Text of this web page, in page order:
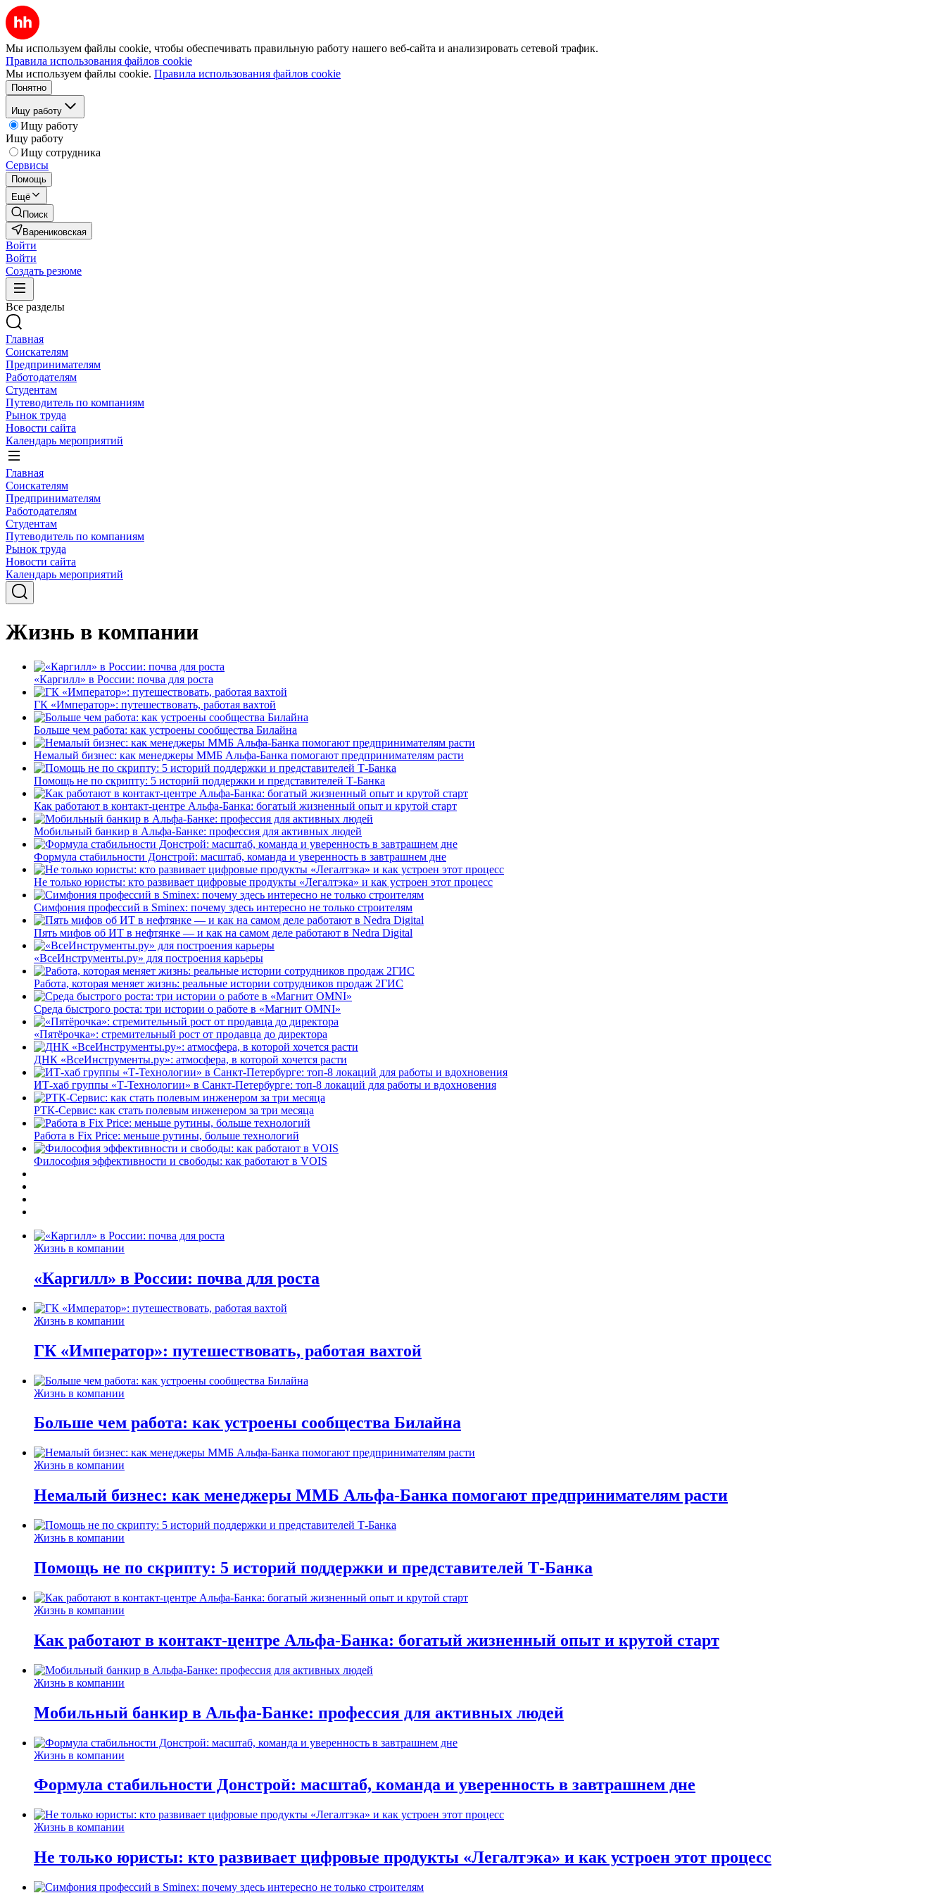
Мы используем файлы cookie, чтобы обеспечивать правильную работу нашего веб-сайта и анализировать сетевой трафик.
Правила использования файлов cookie
Мы используем файлы cookie. Правила использования файлов cookie
Понятно
Ищу работу
Ищу работу
Ищу работу
Ищу сотрудника
Сервисы
Помощь
Ещё
Поиск
Варениковская
Войти
Войти
Создать резюме
Все разделы
Главная
Соискателям
Предпринимателям
Работодателям
Студентам
Путеводитель по компаниям
Рынок труда
Новости сайта
Календарь мероприятий
Главная
Соискателям
Предпринимателям
Работодателям
Студентам
Путеводитель по компаниям
Рынок труда
Новости сайта
Календарь мероприятий
Жизнь в компании
«Каргилл» в России: почва для роста
ГК «Император»: путешествовать, работая вахтой
Больше чем работа: как устроены сообщества Билайна
Немалый бизнес: как менеджеры ММБ Альфа-Банка помогают предпринимателям расти
Помощь не по скрипту: 5 историй поддержки и представителей Т-Банка
Как работают в контакт-центре Альфа-Банка: богатый жизненный опыт и крутой старт
Мобильный банкир в Альфа-Банке: профессия для активных людей
Формула стабильности Донстрой: масштаб, команда и уверенность в завтрашнем дне
Не только юристы: кто развивает цифровые продукты «Легалтэка» и как устроен этот процесс
Симфония профессий в Sminex: почему здесь интересно не только строителям
Пять мифов об ИТ в нефтянке — и как на самом деле работают в Nedra Digital
«ВсеИнструменты.ру» для построения карьеры
Работа, которая меняет жизнь: реальные истории сотрудников продаж 2ГИС
Среда быстрого роста: три истории о работе в «Магнит OMNI»
«Пятёрочка»: стремительный рост от продавца до директора
ДНК «ВсеИнструменты.ру»: атмосфера, в которой хочется расти
ИТ-хаб группы «Т-Технологии» в Санкт-Петербурге: топ-8 локаций для работы и вдохновения
РТК-Сервис: как стать полевым инженером за три месяца
Работа в Fix Price: меньше рутины, больше технологий
Философия эффективности и свободы: как работают в VOIS
Жизнь в компании
«Каргилл» в России: почва для роста
Жизнь в компании
ГК «Император»: путешествовать, работая вахтой
Жизнь в компании
Больше чем работа: как устроены сообщества Билайна
Жизнь в компании
Немалый бизнес: как менеджеры ММБ Альфа-Банка помогают предпринимателям расти
Жизнь в компании
Помощь не по скрипту: 5 историй поддержки и представителей Т-Банка
Жизнь в компании
Как работают в контакт-центре Альфа-Банка: богатый жизненный опыт и крутой старт
Жизнь в компании
Мобильный банкир в Альфа-Банке: профессия для активных людей
Жизнь в компании
Формула стабильности Донстрой: масштаб, команда и уверенность в завтрашнем дне
Жизнь в компании
Не только юристы: кто развивает цифровые продукты «Легалтэка» и как устроен этот процесс